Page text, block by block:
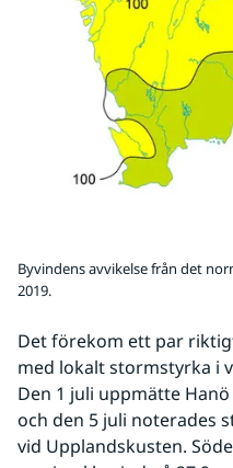
Byvindens avvikelse från det
2019.
Det förekom ett par
med lokalt stormstyrka i
Den 1 juli uppmätte
och den 5 juli noterades
vid Upplandskusten.